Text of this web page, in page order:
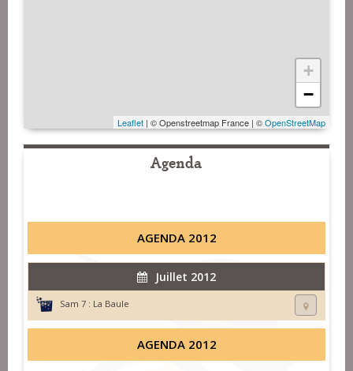
+
−
Leaflet | © Openstreetmap France | ©OpenStreetMap
Agenda
AGENDA 2012
Juillet 2012
Sam 7 : La Baule
AGENDA 2012